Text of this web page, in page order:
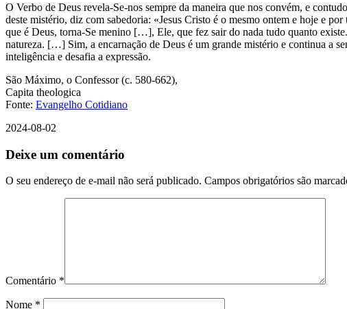
O Verbo de Deus revela-Se-nos sempre da maneira que nos convém, e
deste mistério, diz com sabedoria: «Jesus Cristo é o mesmo ontem e hoje e
que é Deus, torna-Se menino […], Ele, que fez sair do nada tudo quanto
natureza. […] Sim, a encarnação de Deus é um grande mistério e continua a
inteligência e desafia a expressão.
São Máximo, o Confessor (c. 580-662),
Capita theologica
Fonte: Evangelho Cotidiano
2024-08-02
Deixe um comentário
O seu endereço de e-mail não será publicado. Campos obrigatórios são
Comentário *
Nome *